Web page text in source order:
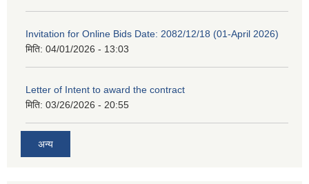
Invitation for Online Bids Date: 2082/12/18 (01-April 2026)
मिति: 04/01/2026 - 13:03
Letter of Intent to award the contract
मिति: 03/26/2026 - 20:55
अन्य